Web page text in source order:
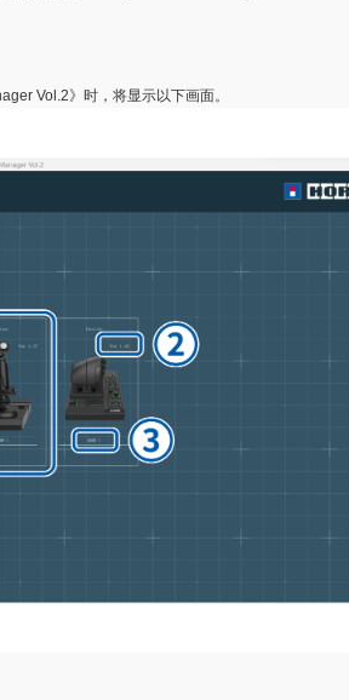
Vol.2》时，将显示以下画面。